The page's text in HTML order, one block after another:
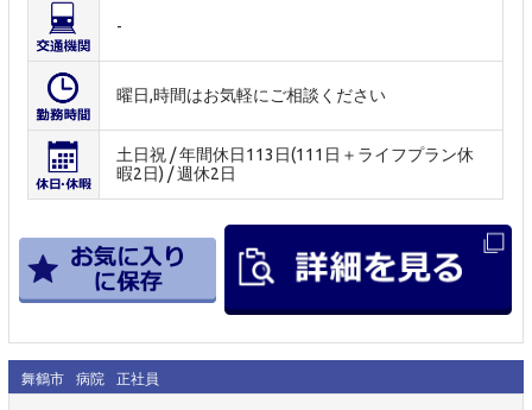
-
曜日,時間はお気軽にご相談ください
土日祝 / 年間休日113日(111日＋ライフプラン休
暇2日) / 週休2日
舞鶴市 病院 正社員